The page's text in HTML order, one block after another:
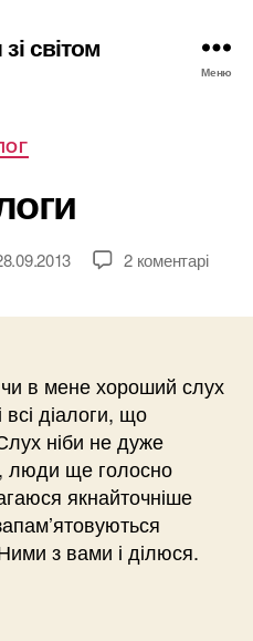
світом
Меню
Категорії
2 коментарі
в мене хороший слух
діалоги, що
ніби не дуже
люди ще голосно
якнайточніше
з вами і ділюся.